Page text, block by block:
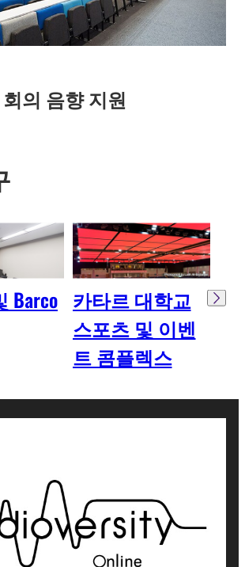
의 음향 지원
Barco 카타르 대학교
스포츠 및 이벤
트 콤플렉스